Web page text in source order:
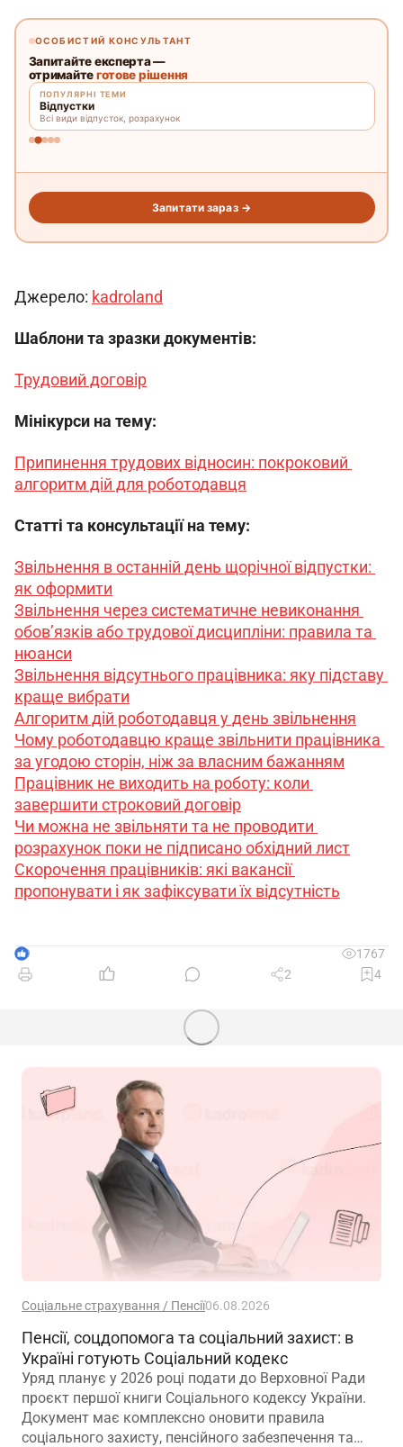
Джерело: kadroland
Шаблони та зразки документів:
Трудовий договір
Мінікурси на тему:
Припинення трудових відносин: покроковий
алгоритм дій для роботодавця
Статті та консультації на тему:
Звільнення в останній день щорічної відпустки:
як оформити
Звільнення через систематичне невиконання
обов’язків або трудової дисципліни: правила та
нюанси
Звільнення відсутнього працівника: яку підставу
краще вибрати
Алгоритм дій роботодавця у день звільнення
Чому роботодавцю краще звільнити працівника
за угодою сторін, ніж за власним бажанням
Працівник не виходить на роботу: коли
завершити строковий договір
Чи можна не звільняти та не проводити
розрахунок поки не підписано обхідний лист
Скорочення працівників: які вакансії
пропонувати і як зафіксувати їх відсутність
9
1767
2
4
Соціальне страхування / Пенсії06.08.2026
Пенсії, соцдопомога та соціальний захист: в
Україні готують Соціальний кодекс
Уряд планує у 2026 році подати до Верховної Ради
проєкт першої книги Соціального кодексу України.
Документ має комплексно оновити правила
соціального захисту, пенсійного забезпечення та